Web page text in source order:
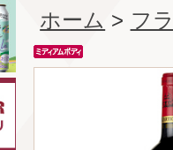
ホーム > フ